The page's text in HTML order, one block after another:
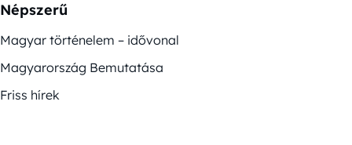
Népszerű
Magyar történelem – idővonal
Magyarország Bemutatása
Friss hírek